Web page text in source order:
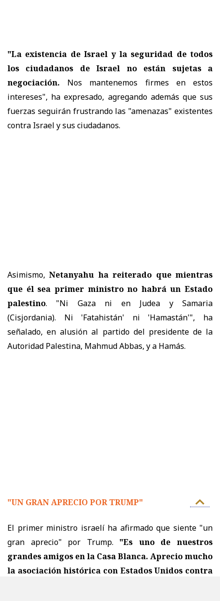
"La existencia de Israel y la seguridad de todos
los ciudadanos de Israel no están sujetas a
negociación. Nos mantenemos firmes en estos
intereses", ha expresado, agregando además que sus
fuerzas seguirán frustrando las "amenazas" existentes
contra Israel y sus ciudadanos.
Asimismo,Netanyahu ha reiterado que mientras
que él sea primer ministro no habrá un Estado
palestino. "Ni Gaza ni en Judea y Samaria
(Cisjordania). Ni 'Fatahistán' ni 'Hamastán'", ha
señalado, en alusión al partido del presidente de la
Autoridad Palestina, Mahmud Abbas, y a Hamás.
"UN GRAN APRECIO POR TRUMP"
El primer ministro israelí ha afirmado que siente "un
gran aprecio" por Trump. "Es uno de nuestros
grandes amigos en la Casa Blanca. Aprecio mucho
la asociación histórica con Estados Unidos contra